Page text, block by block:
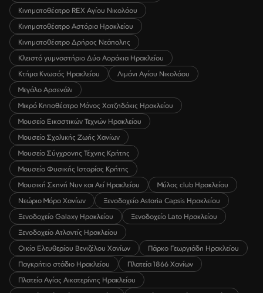
Κινηματοθέατρο REX Αγίου Νικολάου
Κινηματοθέατρο Αστόρια Ηρακλείου
Κινηματοθέατρο Δρήρος Νεάπολης
Κλειστό γυμναστήριο Δύο Αοράκια Ηρακλείου
Κτήμα Κνωσός Ηρακλείου
Λιμάνι Αγίου Νικολάου
Μεγάλο Αρσενάλι
Μικρό Κηποθέατρο Μάνος Χατζηδάκις Ηρακλείου
Μουσείο Εικαστικών Τεχνών Ηρακλείου
Μουσείο Σχολικής Ζωής Χανίων
Μουσείο Σύγχρονης Τέχνης Κρήτης
Μουσείο Φυσικής Ιστορίας Κρήτης
Μουσική Σκηνή Νυν και Αεί Ηρακλείου
Μύλος club Ηρακλείου
Νεώριο Μόρο Χανίων
Ξενοδοχείο Astoria Capsis Ηρακλείου
Ξενοδοχείο Galaxy Ηρακλείου
Ξενοδοχείο Lato Ηρακλείου
Ξενοδοχείο Ατλαντίς Ηρακλείου
Οικία Ελευθερίου Βενιζέλου Χανίων
Πάρκο Γεωργιάδη Ηρακλείου
Παγκρήτιο στάδιο Ηρακλείου
Πλατεία 1866 Χανίων
Πλατεία Αγίας Αικατερίνης Ηρακλείου